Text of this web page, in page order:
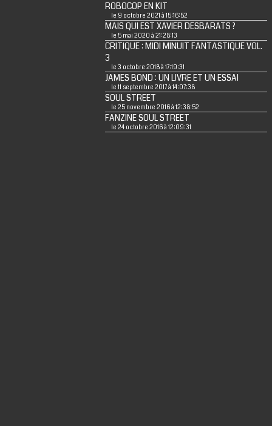
ROBOCOP EN KIT
le 9 octobre 2021 à 15:16:52
MAIS QUI EST XAVIER DESBARATS ?
le 5 mai 2020 à 21:28:13
CRITIQUE : MIDI MINUIT FANTASTIQUE VOL.
3
le 3 octobre 2018 à 17:19:31
JAMES BOND : UN LIVRE ET UN ESSAI
le 11 septembre 2017 à 14:07:38
SOUL STREET
le 25 novembre 2016 à 12:38:52
FANZINE SOUL STREET
le 24 octobre 2016 à 12:09:31